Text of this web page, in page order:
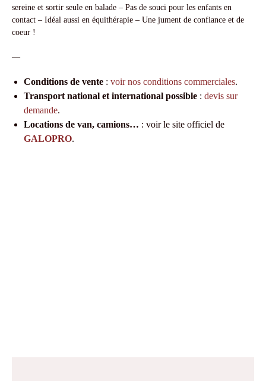
sereine et sortir seule en balade – Pas de souci pour les enfants en
contact – Idéal aussi en équithérapie – Une jument de confiance et de
coeur !
—
Conditions de vente : voir nos conditions commerciales.
Transport national et international possible : devis sur
demande.
Locations de van, camions… : voir le site officiel de
GALOPRO.